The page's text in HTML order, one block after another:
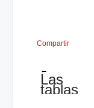
Compartir
←
Las
tablas